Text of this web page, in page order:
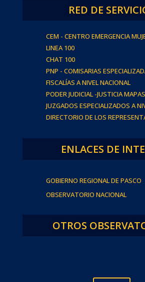
RED DE
CEM - CENTRO EMERGENCIA
LINEA 100
CHAT 100
PNP - COMISARIAS
FISCALÍAS A NIVEL NACIONAL
PODER JUDICIAL -JUSTICIA MAPAS
JUZGADOS ESPECIALIZADOS A
DIRECTORIO DE LOS
ENLACES DE
GOBIERNO REGIONAL DE PASCO
OBSERVATORIO NACIONAL
OTROS